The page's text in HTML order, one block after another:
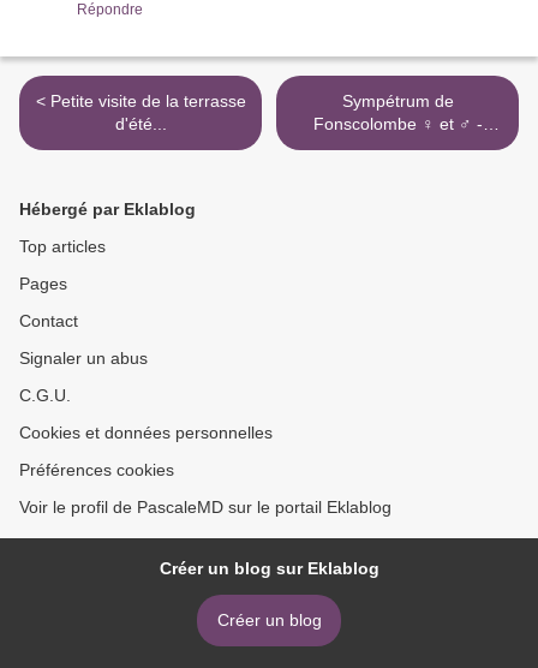
Répondre
< Petite visite de la terrasse
d'été...
Sympétrum de
Fonscolombe ♀ et ♂ -
Sympetrum fonscolombii
Hébergé par Eklablog
Top articles
Pages
Contact
Signaler un abus
C.G.U.
Cookies et données personnelles
Préférences cookies
Voir le profil de PascaleMD sur le portail Eklablog
Créer un blog sur Eklablog
Créer un blog